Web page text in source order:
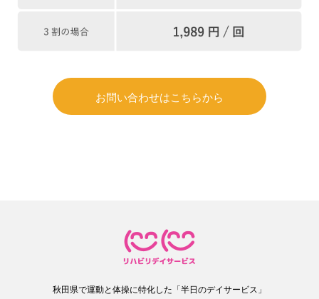
お問い合わせはこちらから
秋田県で運動と体操に特化した「半日のデイサービス」